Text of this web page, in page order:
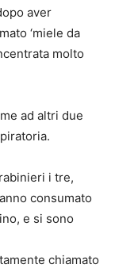
aver
‘miele da
molto
ad altri due
i tre,
consumato
e si sono
chiamato